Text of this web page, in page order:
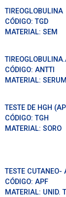
TIREOGLOBULINA
CÓDIGO:TGD
MATERIAL: SEM
CÓDIGO: ANTTI
MATERIAL: SERUM
TESTE DE HGH
CÓDIGO: TGH
MATERIAL: SORO
TESTE CUTANEO-
CÓDIGO: APF
MATERIAL: UNID.